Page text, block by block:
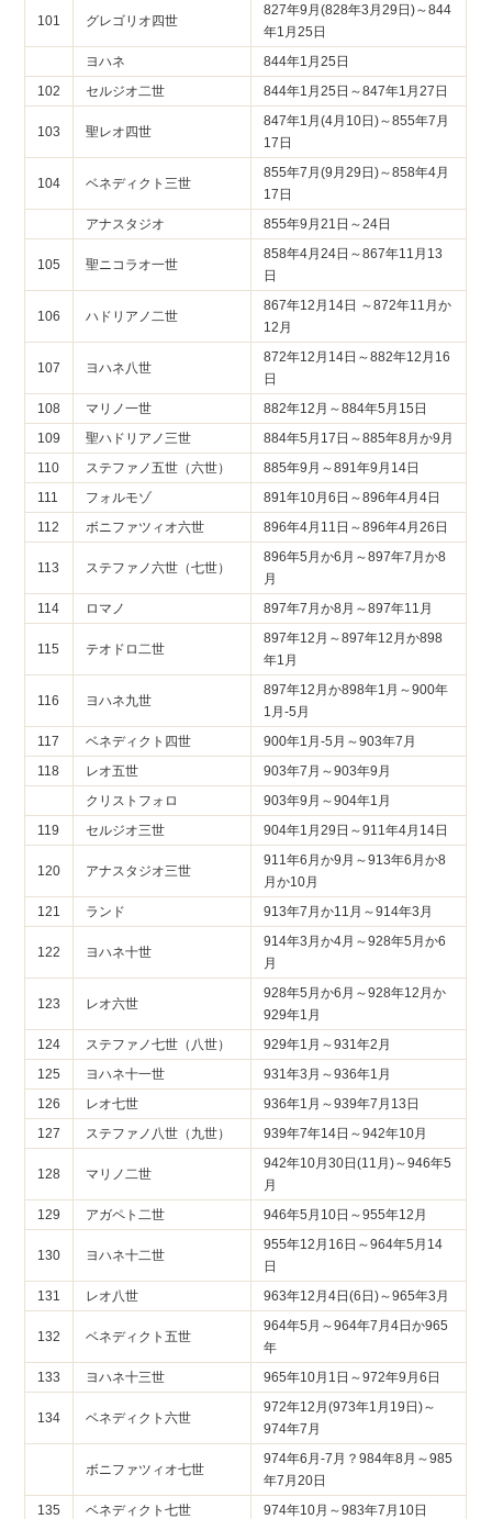
101 グレゴリオ四世
827年9月(828年3月29日)～844
年1月25日
ヨハネ
844年1月25日
102
セルジオ二世 844年1月25日～847年1月27日
103 聖レオ四世
847年1月(4月10日)～855年7月
17日
104 ベネディクト三世
855年7月(9月29日)～858年4月
17日
アナスタジオ
855年9月21日～24日
105 聖ニコラオ一世
858年4月24日～867年11月13
日
106 ハドリアノ二世
867年12月14日 ～872年11月か
12月
107 ヨハネ八世
872年12月14日～882年12月16
日
108
マリノ一世
882年12月～884年5月15日
109
聖ハドリアノ三世
884年5月17日～885年8月か9月
110
ステファノ五世（六世）
885年9月～891年9月14日
111
フォルモゾ
891年10月6日～896年4月4日
112
ボニファツィオ六世 896年4月11日～896年4月26日
113 ステファノ六世（七世）
896年5月か6月～897年7月か8
月
114
ロマノ 897年7月か8月～897年11月
115 テオドロ二世
897年12月～897年12月か898
年1月
116 ヨハネ九世
897年12月か898年1月～900年
1月-5月
117
ベネディクト四世
900年1月-5月～903年7月
118
レオ五世
903年7月～903年9月
クリストフォロ
903年9月～904年1月
119
セルジオ三世 904年1月29日～911年4月14日
120 アナスタジオ三世
911年6月か9月～913年6月か8
月か10月
121
ランド 913年7月か11月～914年3月
122 ヨハネ十世
914年3月か4月～928年5月か6
月
123 レオ六世
928年5月か6月～928年12月か
929年1月
124
ステファノ七世（八世）
929年1月～931年2月
125
ヨハネ十一世
931年3月～936年1月
126
レオ七世
936年1月～939年7月13日
127
ステファノ八世（九世） 939年7年14日～942年10月
128 マリノ二世
942年10月30日(11月)～946年5
月
129
アガペト二世 946年5月10日～955年12月
130 ヨハネ十二世
955年12月16日～964年5月14
日
131
レオ八世 963年12月4日(6日)～965年3月
132 ベネディクト五世
964年5月～964年7月4日か965
年
133
ヨハネ十三世 965年10月1日～972年9月6日
134 ベネディクト六世
972年12月(973年1月19日)～
974年7月
ボニファツィオ七世
974年6月-7月？984年8月～985
年7月20日
135
ベネディクト七世 974年10月～983年7月10日